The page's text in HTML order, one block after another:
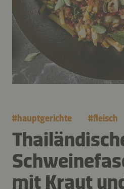
#hauptgerichte #fleisch
mit Kraut